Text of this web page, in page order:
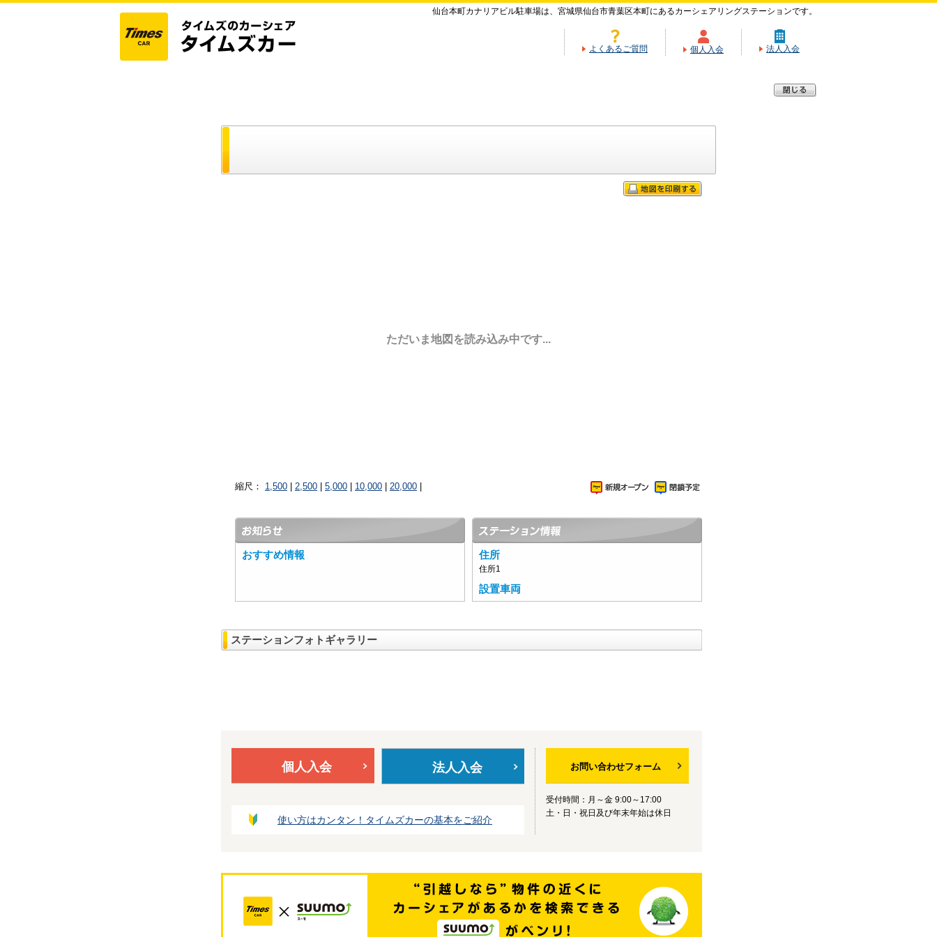
仙台本町カナリアビル駐車場は、宮城県仙台市青葉区本町にあるカーシェアリングステーションです。
よくあるご質問 個人入会 法人入会
ただいま地図を読み込み中です...
縮尺： 1,500 2,500 5,000 10,000 20,000
おすすめ情報 住所
住所1
設置車両
ステーションフォトギャラリー
個人入会 法人入会
使い方はカンタン！タイムズカーの基本をご紹介
お問い合わせフォーム
受付時間：月～金 9:00～17:00
土・日・祝日及び年末年始は休日